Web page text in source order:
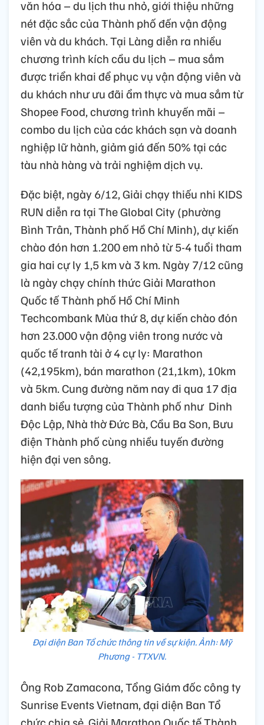
văn hóa – du lịch thu nhỏ, giới thiệu những
nét đặc sắc của Thành phố đến vận động
viên và du khách. Tại Làng diễn ra nhiều
chương trình kích cầu du lịch – mua sắm
được triển khai để phục vụ vận động viên và
du khách như ưu đãi ẩm thực và mua sắm từ
Shopee Food, chương trình khuyến mãi –
combo du lịch của các khách sạn và doanh
nghiệp lữ hành, giảm giá đến 50% tại các
tàu nhà hàng và trải nghiệm dịch vụ.
Đặc biệt, ngày 6/12, Giải chạy thiếu nhi KIDS
RUN diễn ra tại The Global City (phường
Bình Trân, Thành phố Hồ Chí Minh), dự kiến
chào đón hơn 1.200 em nhỏ từ 5-4 tuổi tham
gia hai cự ly 1,5 km và 3 km. Ngày 7/12 cũng
là ngày chạy chính thức Giải Marathon
Quốc tế Thành phố Hồ Chí Minh
Techcombank Mùa thứ 8, dự kiến chào đón
hơn 23.000 vận động viên trong nước và
quốc tế tranh tài ở 4 cự ly: Marathon
(42,195km), bán marathon (21,1km), 10km
và 5km. Cung đường năm nay đi qua 17 địa
danh biểu tượng của Thành phố như Dinh
Độc Lập, Nhà thờ Đức Bà, Cầu Ba Son, Bưu
điện Thành phố cùng nhiều tuyến đường
hiện đại ven sông.
Đại diện Ban Tổ chức thông tin về sự kiện. Ảnh: Mỹ
Phương - TTXVN.
Ông Rob Zamacona, Tổng Giám đốc công ty
Sunrise Events Vietnam, đại diện Ban Tổ